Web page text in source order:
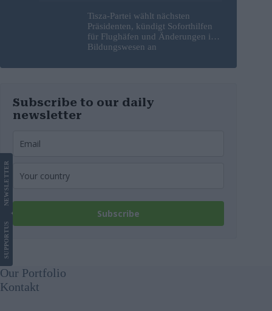
Tisza-Partei wählt nächsten
Präsidenten, kündigt Soforthilfen
für Flughäfen und Änderungen im
Bildungswesen an
Subscribe to our daily
newsletter
Subscribe
SUPPORT
US
NEWS
LETTER
Our Portfolio
Kontakt